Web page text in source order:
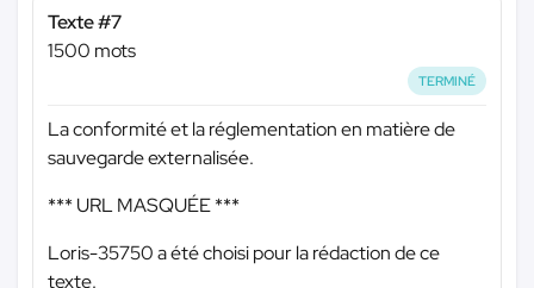
Texte #7
1500 mots
TERMINÉ
La conformité et la réglementation en matière de
sauvegarde externalisée.
*** URL MASQUÉE ***
Loris-35750 a été choisi pour la rédaction de ce
texte.